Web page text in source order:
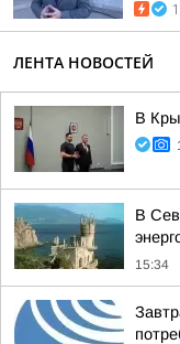
ЛЕНТА НОВОСТЕЙ
В
В
15:34